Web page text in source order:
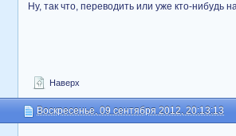
Ну, так что, переводить или уже кто-нибудь
Наверх
Воскресенье, 09 сентября 2012, 20:13:13